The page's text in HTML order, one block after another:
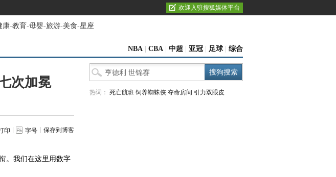
欢迎入驻搜狐媒体平台
康-教育-母婴-旅游-美食-星座
NBA CBA 中超 亚冠 足球 综合
次加冕
印 字号 保存到博客
。我们在这里用数字
热词： 死亡航班 饲养蜘蛛侠 夺命房间 引力双眼皮